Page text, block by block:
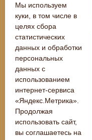
109 250
« Назад
Мы используем
куки, в том числе в
целях сбора
статистических
данных и обработки
персональных
данных с
использованием
интернет-сервиса
«Яндекс.Метрика».
Продолжая
использовать сайт,
вы соглашаетесь на